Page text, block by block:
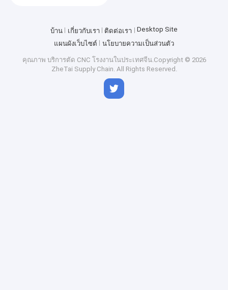
บ้าน เกี่ยวกับเรา ติดต่อเรา
Desktop Site
แผนผังเว็บไซต์
นโยบายความเป็นส่วนตัว
คุณภาพ บริการตัด CNC โรงงานในประเทศจีน.Copyright © 2026
ZheTai Supply Chain. All Rights Reserved.